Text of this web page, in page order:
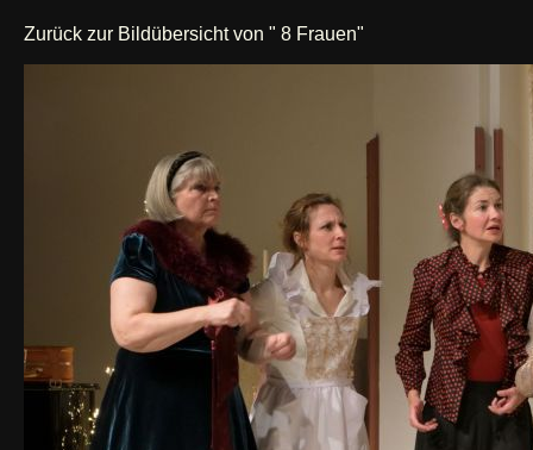
Zurück zur Bildübersicht von " 8 Frauen"